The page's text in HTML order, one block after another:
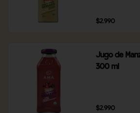
$2.990
Jugo de Manzana
300 ml
$2.990